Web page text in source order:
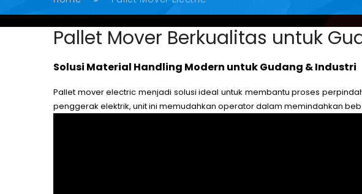
Pallet Mover Berkualitas untuk
Solusi Material Handling Modern untuk Gudang & Industri
Pallet mover electric menjadi solusi ideal untuk membantu proses
penggerak elektrik, unit ini memudahkan operator dalam memindahkan